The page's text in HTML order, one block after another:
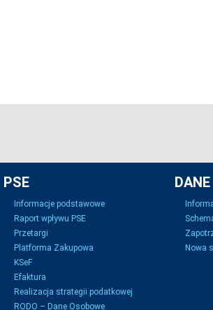
PSE
Informacje podstawowe
Raport wpływu PSE
Przetargi
Platforma Zakupowa
KSeF
Efaktura
Realizacja strategii podatkowej
RODO – Dane Osobowe
Nowa